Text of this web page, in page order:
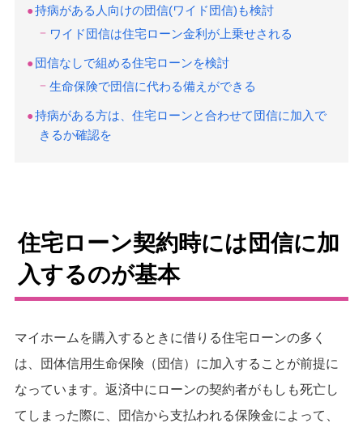
持病がある人向けの団信(ワイド団信)も検討
ワイド団信は住宅ローン金利が上乗せされる
団信なしで組める住宅ローンを検討
生命保険で団信に代わる備えができる
持病がある方は、住宅ローンと合わせて団信に加入で
きるか確認を
住宅ローン契約時には団信に加
入するのが基本
マイホームを購入するときに借りる住宅ローンの多く
は、団体信用生命保険（団信）に加入することが前提に
なっています。返済中にローンの契約者がもしも死亡し
てしまった際に、団信から支払われる保険金によって、